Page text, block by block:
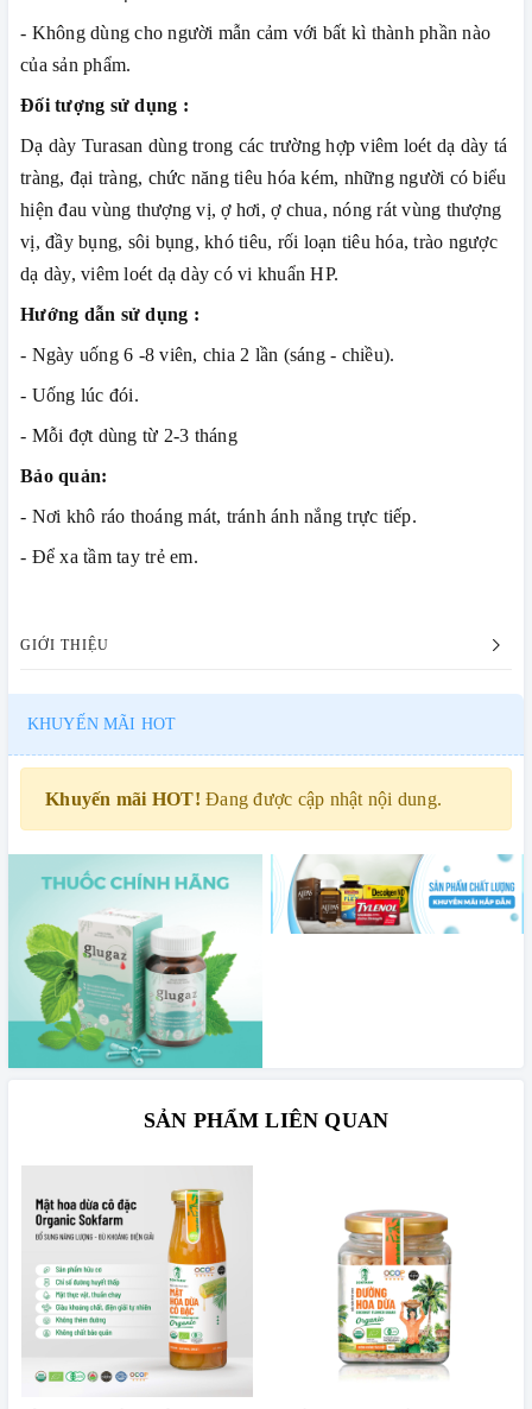
- Không dùng cho người mẫn cảm với bất kì thành phần nào
của sản phẩm.
Đối tượng sử dụng :
Dạ dày Turasan dùng trong các trường hợp viêm loét dạ dày tá
tràng, đại tràng, chức năng tiêu hóa kém, những người có biểu
hiện đau vùng thượng vị, ợ hơi, ợ chua, nóng rát vùng thượng
vị, đầy bụng, sôi bụng, khó tiêu, rối loạn tiêu hóa, trào ngược
dạ dày, viêm loét dạ dày có vi khuẩn HP.
Hướng dẫn sử dụng :
- Ngày uống 6 -8 viên, chia 2 lần (sáng - chiều).
- Uống lúc đói.
- Mỗi đợt dùng từ 2-3 tháng
Bảo quản:
- Nơi khô ráo thoáng mát, tránh ánh nắng trực tiếp.
- Để xa tầm tay trẻ em.
GIỚI THIỆU
KHUYẾN MÃI HOT
Khuyến mãi HOT! Đang được cập nhật nội dung.
SẢN PHẨM LIÊN QUAN